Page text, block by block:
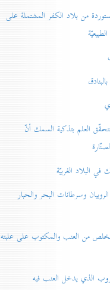
من بلاد الكفر المشتملة على
العلم بتذكية السمك أنّ
الغربيّة
وسرطانات البحر والحبار
من العنب والمكتوب على علبته
يدخل العنب فيه